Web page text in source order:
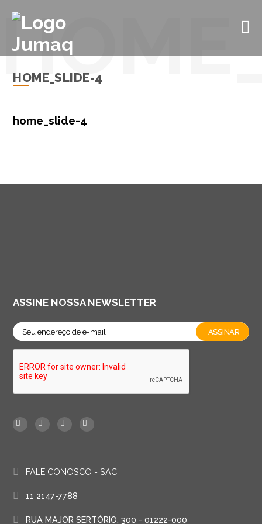
HOME_SLIDE-4
home_slide-4
ASSINE NOSSA NEWSLETTER
FALE CONOSCO - SAC
11 2147-7788
RUA MAJOR SERTÓRIO, 300 - 01222-000